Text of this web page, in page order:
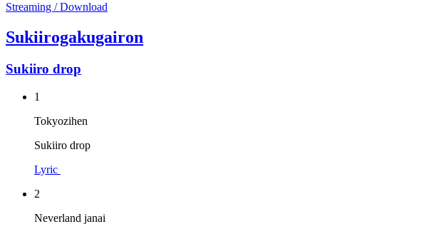
Streaming / Download
Sukiirogakugairon
Sukiiro drop
1
Tokyozihen
Sukiiro drop
Lyric
2
Neverland janai